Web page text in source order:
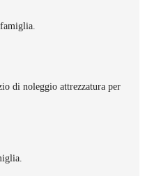
di noleggio attrezzatura per